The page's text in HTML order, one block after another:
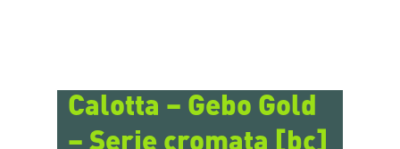
Calotta – Gebo Gold
– Serie cromata [bc]